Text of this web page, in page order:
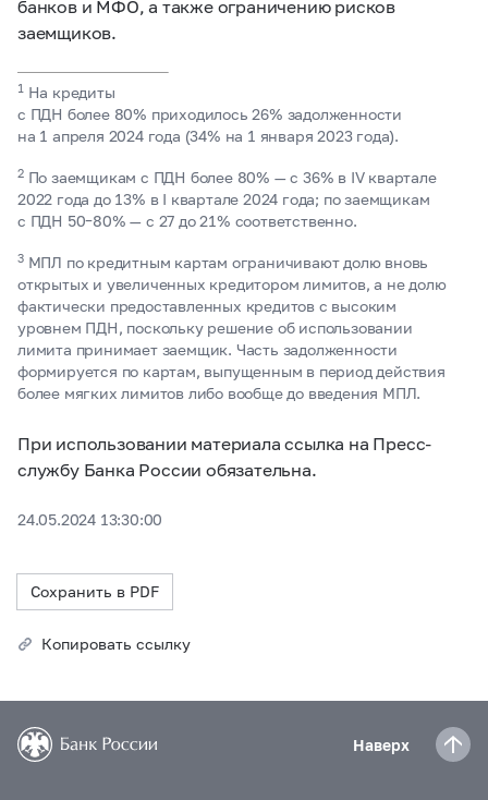
банков и МФО, а также ограничению рисков
заемщиков.
1На кредиты
с ПДН более 80% приходилось 26% задолженности
на 1 апреля 2024 года (34% на 1 января 2023 года).
2По заемщикам с ПДН более 80% — с 36% в IV квартале
2022 года до 13% в I квартале 2024 года; по заемщикам
с ПДН 50–80% — с 27 до 21% соответственно.
3МПЛ по кредитным картам ограничивают долю вновь
открытых и увеличенных кредитором лимитов, а не долю
фактически предоставленных кредитов с высоким
уровнем ПДН, поскольку решение об использовании
лимита принимает заемщик. Часть задолженности
формируется по картам, выпущенным в период действия
более мягких лимитов либо вообще до введения МПЛ.
При использовании материала ссылка на Пресс-
службу Банка России обязательна.
24.05.2024 13:30:00
Сохранить в PDF
Копировать ссылку
Наверх